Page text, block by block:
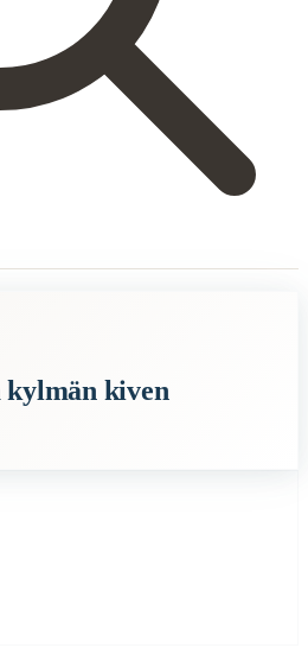
kiven" on vanha sanonta, joka
kylmän kiven